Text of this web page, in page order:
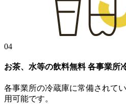
04
お茶、水等の飲料無料 各事業所
各事業所の冷蔵庫に常備されて
用可能です。